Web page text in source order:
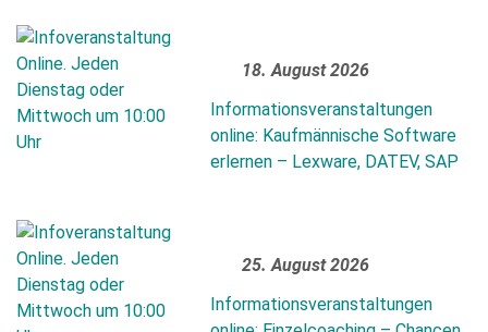
18. August 2026
Informationsveranstaltungen
online: Kaufmännische Software
erlernen – Lexware, DATEV, SAP
25. August 2026
Informationsveranstaltungen
füllen
Sie
alle
Pflichtfelder
empty.